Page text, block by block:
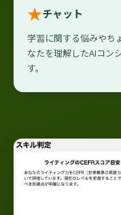
★チャット
学習に関する悩みやち
なたを理解したAIコン
す。